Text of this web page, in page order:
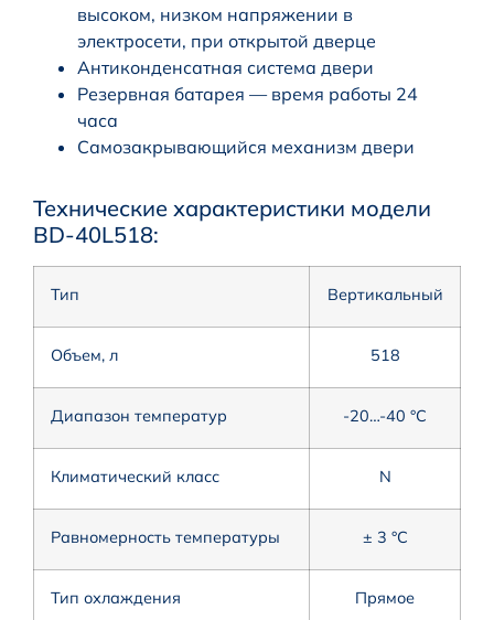
высоком, низком напряжении в
электросети, при открытой дверце
Антиконденсатная система двери
Резервная батарея — время работы 24
часа
Самозакрывающийся механизм двери
Технические характеристики модели
BD-40L518:
Тип Вертикальный
Объем, л 518
Диапазон температур -20…-40 °С
Климатический класс N
Равномерность температуры ± 3 °С
Тип охлаждения Прямое